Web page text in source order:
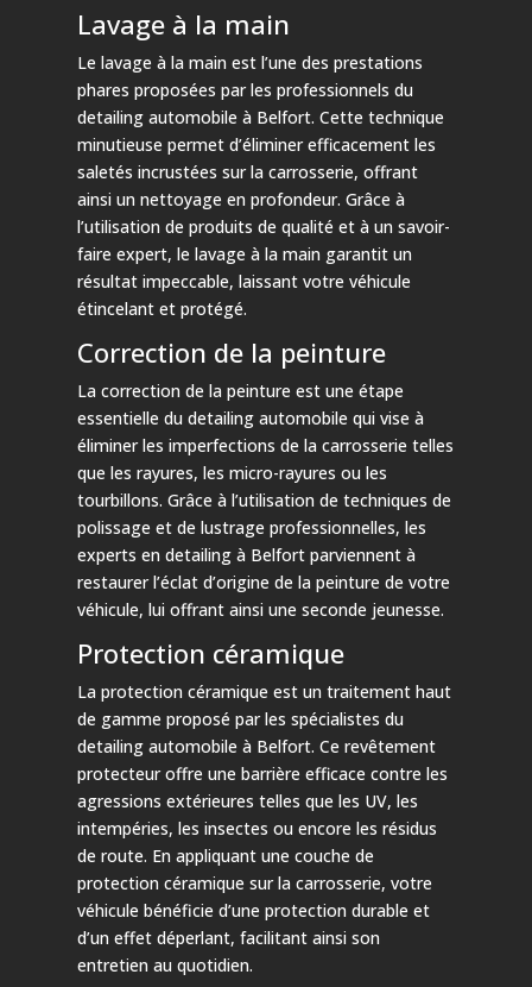
Lavage à la main
Le lavage à la main est l’une des prestations
phares proposées par les professionnels du
detailing automobile à Belfort. Cette technique
minutieuse permet d’éliminer efficacement les
saletés incrustées sur la carrosserie, offrant
ainsi un nettoyage en profondeur. Grâce à
l’utilisation de produits de qualité et à un savoir-
faire expert, le lavage à la main garantit un
résultat impeccable, laissant votre véhicule
étincelant et protégé.
Correction de la peinture
La correction de la peinture est une étape
essentielle du detailing automobile qui vise à
éliminer les imperfections de la carrosserie telles
que les rayures, les micro-rayures ou les
tourbillons. Grâce à l’utilisation de techniques de
polissage et de lustrage professionnelles, les
experts en detailing à Belfort parviennent à
restaurer l’éclat d’origine de la peinture de votre
véhicule, lui offrant ainsi une seconde jeunesse.
Protection céramique
La protection céramique est un traitement haut
de gamme proposé par les spécialistes du
detailing automobile à Belfort. Ce revêtement
protecteur offre une barrière efficace contre les
agressions extérieures telles que les UV, les
intempéries, les insectes ou encore les résidus
de route. En appliquant une couche de
protection céramique sur la carrosserie, votre
véhicule bénéficie d’une protection durable et
d’un effet déperlant, facilitant ainsi son
entretien au quotidien.